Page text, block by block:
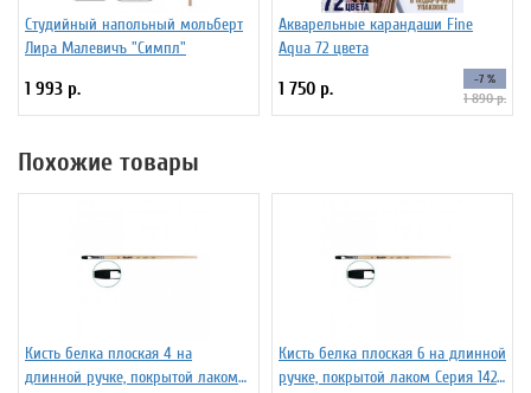
Студийный напольный мольберт
Лира Малевичъ "Симпл"
1 993 р.
Акварельные карандаши Fine
Aqua 72 цвета
1 750 р. -7 %
1 890 р.
Похожие товары
Кисть белка плоская 4 на
длинной ручке, покрытой лаком
Кисть белка плоская 6 на длинной
ручке, покрытой лаком Серия 1422